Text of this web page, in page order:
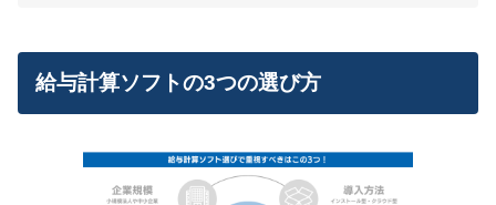
給与計算ソフトの3つの選び方